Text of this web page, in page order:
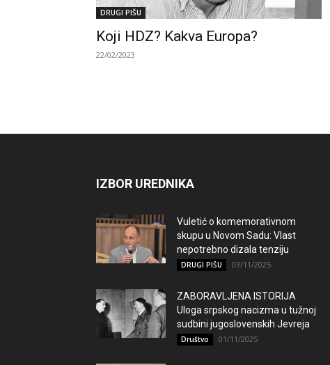
DRUGI PIŠU
Koji HDZ? Kakva Europa?
22/02/2023
IZBOR UREDNIKA
Vuletić o komemorativnom
skupu u Novom Sadu: Vlast
nepotrebno dizala tenziju
DRUGI PIŠU 03/11/2025
ZABORAVLJENA ISTORIJA
Uloga srpskog nacizma u tužnoj
sudbini jugoslovenskih Jevreja
Društvo 01/11/2025